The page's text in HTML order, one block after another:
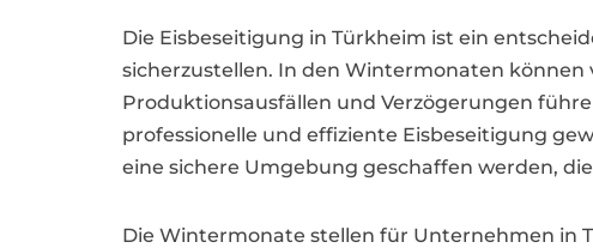
Die Eisbeseitigung in Türkheim ist ein
sicherzustellen. In den Wintermonaten
Produktionsausfällen und Verzögerungen
professionelle und effiziente Eisbeseitigung
eine sichere Umgebung geschaffen werden,
Die Wintermonate stellen für Unternehmen in